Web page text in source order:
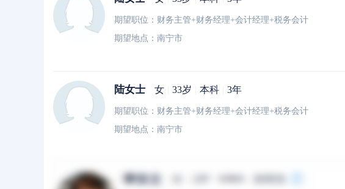
期望职位：财务主管+财务经理+会计经理+税务会计
期望地点：南宁市
陆女士 女 33岁 本科 3年
期望职位：财务主管+财务经理+会计经理+税务会计
期望地点：南宁市
陆女士